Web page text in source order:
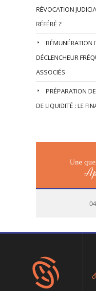
RÉVOCATION
RÉFÉRÉ ?
RÉMUNÉRATION
DÉCLENCHEUR
ASSOCIÉS
PRÉPARATION
DE LIQUIDITÉ : LE
Une